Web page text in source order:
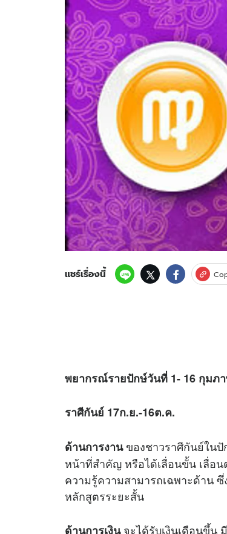
อัปเดตจีน
เช็กข่าวชัวร์
ดาวน์โหลดสนุกแอปฟรี
สงวนลิขสิทธิ์ © 2569 บริษัท อิมเมจ ฟิวเจอร์ (ประเทศไ
แชร์เรื่องนี้
พยากรณ์รายปักษ์วันที่ 1- 16 กุมภ
ราศีกันย์ 17ก.ย.-16ต.ค.
ด้านการงานของชาวราศีกันย์ใน
หน้าที่สำคัญ หรือได้เลื่อนขั้น เลื่อ
ความรู้ความสามารถเฉพาะด้าน
หลักสูตรระยะสั้น
ด้านการเงินจะได้รับเงินเดือนขึ้น